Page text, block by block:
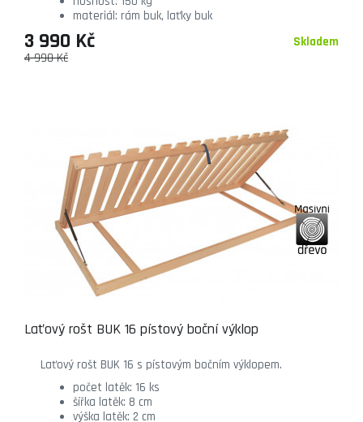
materiál: rám buk, laťky buk
Skladem
4 990 Kč
3 990 Kč
Laťový rošt BUK 16 pístový boční výklop
Laťový rošt BUK 16 s pístovým bočním výklopem.
počet latěk: 16 ks
šířka latěk: 8 cm
výška latěk: 2 cm